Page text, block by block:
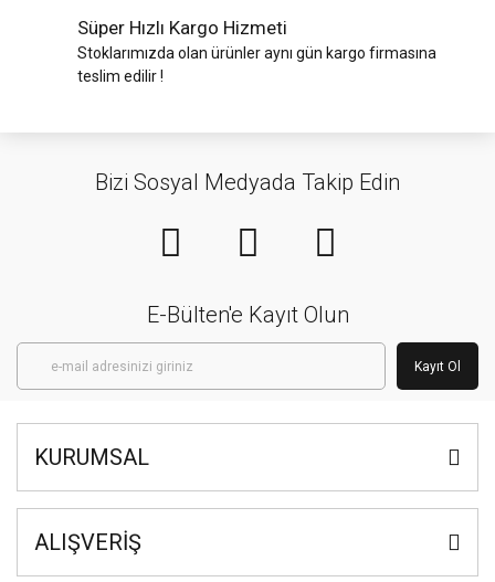
Süper Hızlı Kargo Hizmeti
Stoklarımızda olan ürünler aynı gün kargo firmasına
teslim edilir !
Bizi Sosyal Medyada Takip Edin
E-Bülten'e Kayıt Olun
Kayıt Ol
KURUMSAL
ALIŞVERİŞ